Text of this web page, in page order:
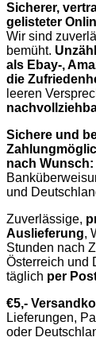
Sicherer,
gelisteter
Wir sind
bemüht.
als Ebay-,
die
leeren
Sichere und
nach Wunsch:
und
Zuverlässige,
Auslieferung,
Stunden nach
Österreich und
täglich per
€5,-
Lieferungen,
oder